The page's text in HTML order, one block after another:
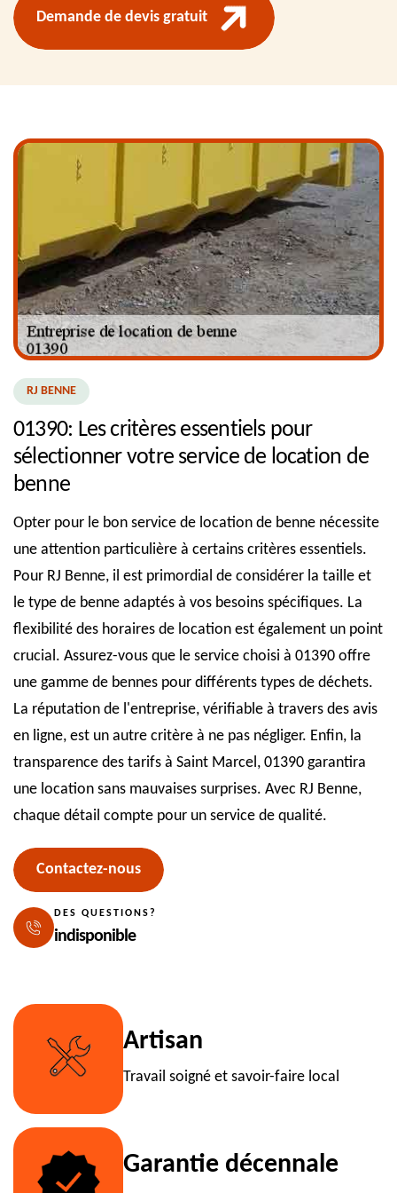
Demande de devis gratuit
RJ BENNE
01390: Les critères essentiels pour
sélectionner votre service de location de
benne
Opter pour le bon service de location de benne nécessite
une attention particulière à certains critères essentiels.
Pour RJ Benne, il est primordial de considérer la taille et
le type de benne adaptés à vos besoins spécifiques. La
flexibilité des horaires de location est également un point
crucial. Assurez-vous que le service choisi à 01390 offre
une gamme de bennes pour différents types de déchets.
La réputation de l'entreprise, vérifiable à travers des avis
en ligne, est un autre critère à ne pas négliger. Enfin, la
transparence des tarifs à Saint Marcel, 01390 garantira
une location sans mauvaises surprises. Avec RJ Benne,
chaque détail compte pour un service de qualité.
Contactez-nous
DES QUESTIONS?
indisponible
Artisan
Travail soigné et savoir-faire local
Garantie décennale